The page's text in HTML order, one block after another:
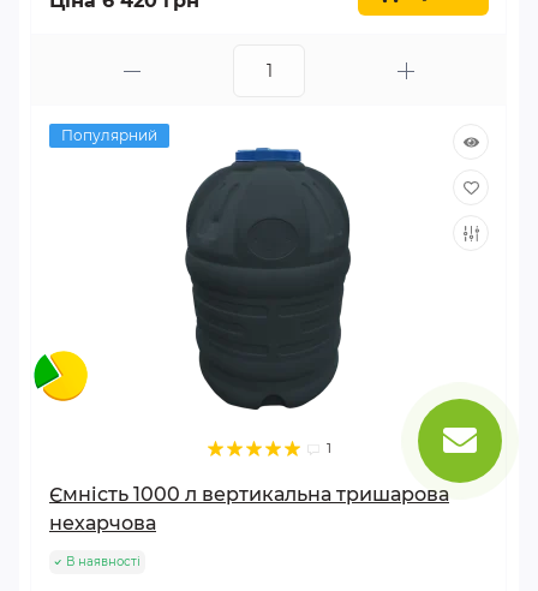
Популярний
1
Ємність 1000 л вертикальна тришарова
нехарчова
В наявності